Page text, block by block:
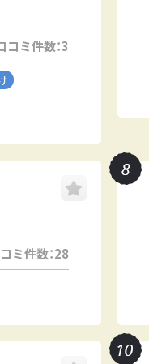
コミ件数：3
ミ件数：28